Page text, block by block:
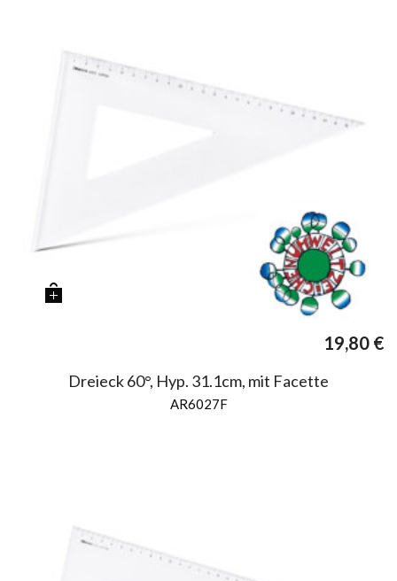
19,80 €
Dreieck 60°, Hyp. 31.1cm, mit Facette
AR6027F